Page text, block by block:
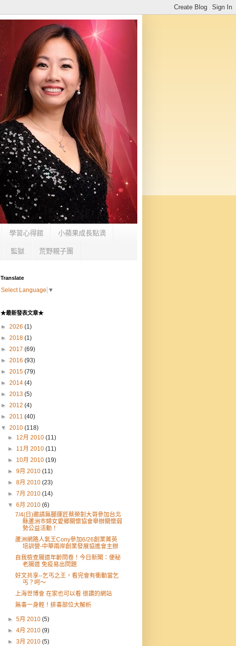
學習心得館 小蘋果成長點滴
監獄 荒野親子團
Translate
Select Language ▼
★最新發表文章★
► 2026 (1)
► 2018 (1)
► 2017 (69)
► 2016 (93)
► 2015 (79)
► 2014 (4)
► 2013 (5)
► 2012 (4)
► 2011 (40)
▼ 2010 (118)
► 12月 2010(11)
► 11月 2010(11)
► 10月 2010(19)
►9月 2010(11)
►8月 2010(23)
►7月 2010(14)
▼6月 2010(6)
7/4(日)邀請無腿運匠蔡榮釗大哥參加台北
縣蘆洲市婦女愛鄉關懷協會舉辦關懷弱
勢公益活動！
蘆洲網路人氣王Cony參加6/26創業菁英
培訓營-中華兩岸創業發展協進會主辦
自我檢查腸道年齡問卷！今日新聞：便秘
老腸道 免疫易出問題
好文共享--乞丐之王，看完會有衝動當乞
丐？呵～
上海世博會 在家也可以看 很讚的網站
無毒一身輕！排毒部位大解析
►5月 2010(5)
►4月 2010(9)
►3月 2010(5)